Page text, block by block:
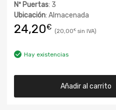
Nº Puertas: 3
Ubicación: Almacenada
24,20€ 20,00€
Hay existencias
Añadir al carrito